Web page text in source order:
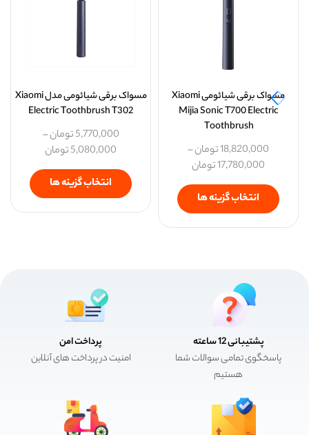
مسواک برقی شیائومی Xiaomi
Mijia Sonic T700 Electric
Toothbrush
18,820,000تومان–
17,780,000تومان
انتخاب گزینه ها
مسواک برقی شیائومی مدل Xiaomi
Electric Toothbrush T302
5,770,000تومان–
5,080,000تومان
انتخاب گزینه ها
پشتیبانی 12 ساعته
پاسخگوی تمامی سوالات شما
هستیم
پرداخت امن
امنیت در پرداخت های آنلاین